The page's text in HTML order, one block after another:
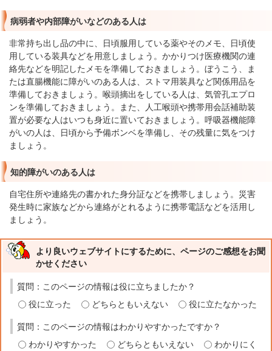
病弱者や内部障がいなどのある人は
非常持ち出し品の中に、日頃服用している薬やそのメモ、日頃使
用している装具などを用意しましょう。かかりつけ医療機関の連
絡先などを明記したメモを準備しておきましょう。ぼうこう、ま
たは直腸機能に障がいのある人は、ストマ用装具など関係用品を
準備しておきましょう。喉頭摘出をしている人は、気管孔エプロ
ンを準備しておきましょう。また、人工喉頭や携帯用会話補助装
置が必要な人はいつも身近に置いておきましょう。呼吸器機能障
がいの人は、日頃から予備ボンベを準備し、その残量に気をつけ
ましょう。
知的障がいのある人は
自宅住所や連絡先の書かれた身分証などを携帯しましょう。災害
発生時に家族などから連絡がとれるように携帯電話などを活用し
ましょう。
より良いウェブサイトにするために、ページのご感想をお聞
かせください
質問：このページの情報は役に立ちましたか？
役に立った
どちらともいえない 役に立たなかった
質問：このページの情報はわかりやすかったですか？
わかりやすかった
どちらともいえない
わかりにく